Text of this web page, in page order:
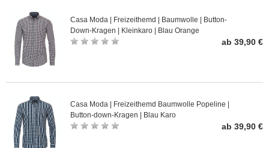
Casa Moda | Freizeithemd | Baumwolle | Button-
Down-Kragen | Kleinkaro | Blau Orange
ab 39,90 €
Casa Moda | Freizeithemd Baumwolle Popeline |
Button-down-Kragen | Blau Karo
ab 39,90 €